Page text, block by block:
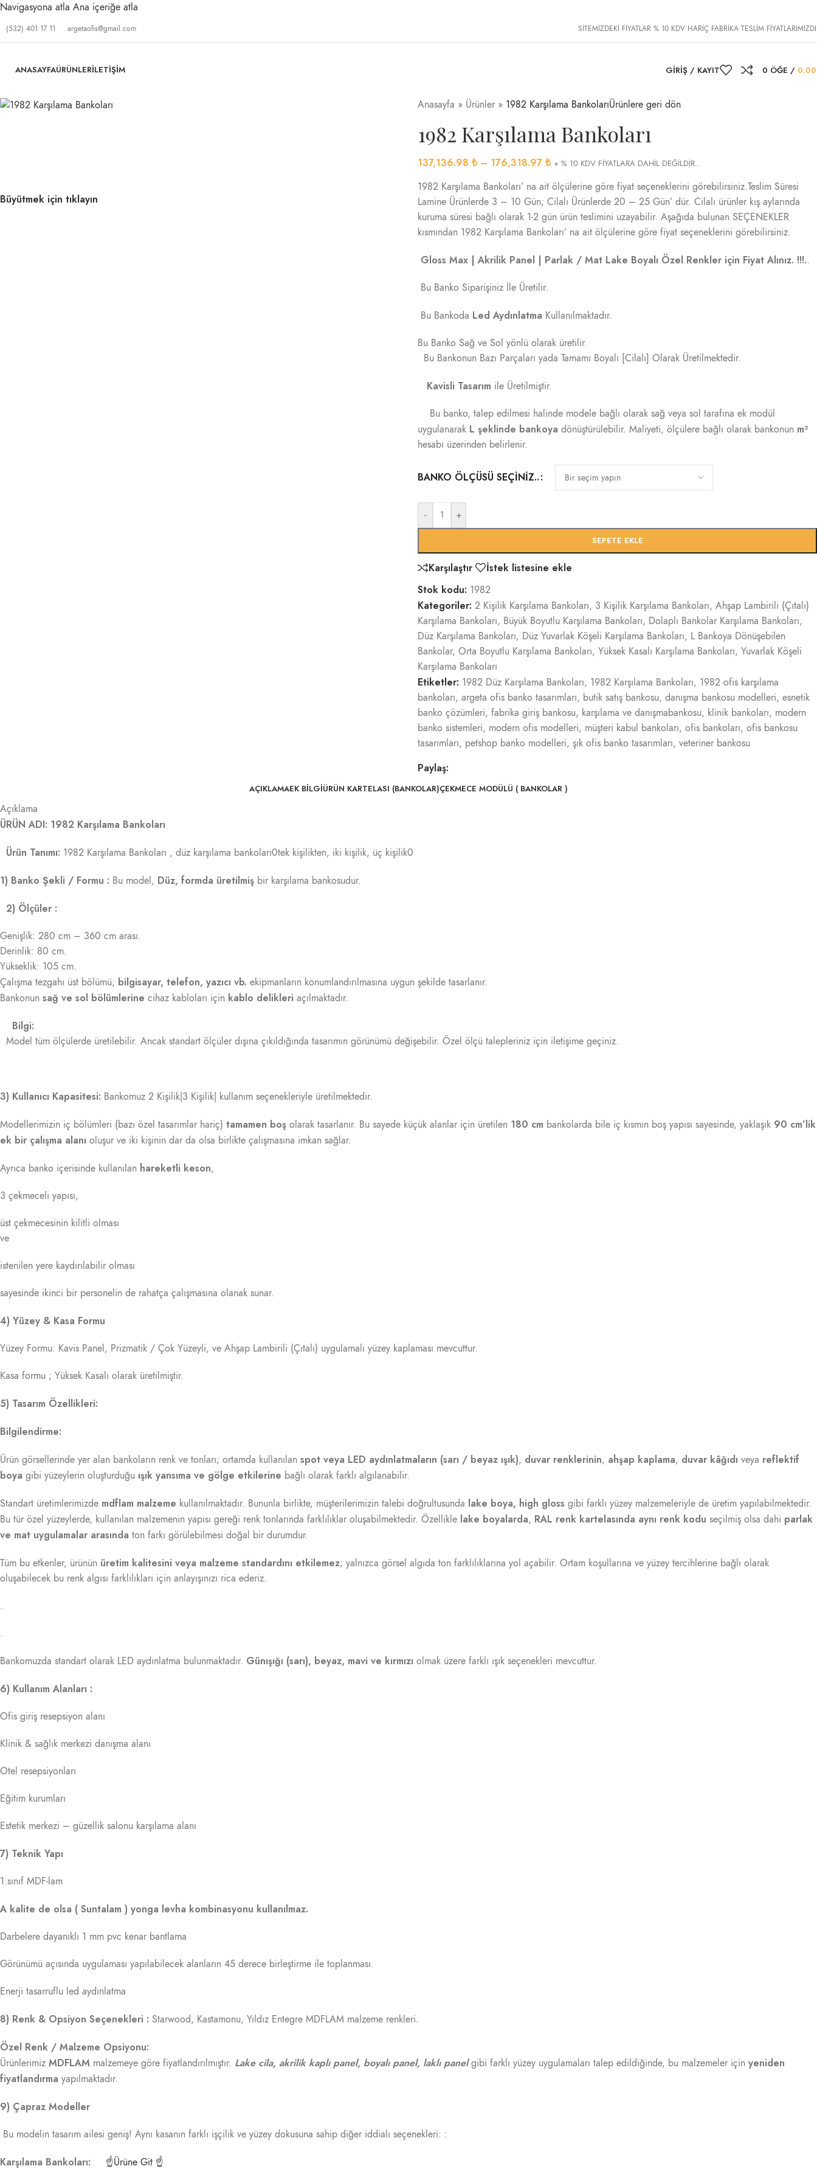
Navigasyona atla Ana içeriğe atla
(532) 401 17 11 argetaofis@gmail.com SİTEMİZDEKİ FİYATLAR % 10 KDV HARİÇ FABRİKA TESLİM
ANASAYFAÜRÜNLERİLETIŞIM GIRIŞ / KAYIT 0 ÖĞE /
Büyütmek için tıklayın
Anasayfa » Ürünler» 1982 Karşılama BankolarıÜrünlere geri dön
1982 Karşılama Bankoları
137,136.98 ₺ – 176,318.97 ₺ + % 10 KDV FİYATLARA DAHİL DEĞİLDİR..
1982 Karşılama Bankoları’ na ait ölçülerine göre fiyat seçeneklerini görebilirsiniz.Teslim Süresi
Lamine Ürünlerde 3 – 10 Gün; Cilalı Ürünlerde 20 – 25 Gün’ dür. Cilalı ürünler kış aylarında
kuruma süresi bağlı olarak 1-2 gün ürün teslimini uzayabilir. Aşağıda bulunan SEÇENEKLER
kısmından 1982 Karşılama Bankoları’ na ait ölçülerine göre fiyat seçeneklerini görebilirsiniz.
Gloss Max | Akrilik Panel | Parlak / Mat Lake Boyalı Özel Renkler için Fiyat Alınız. !!!..
Bu Banko Siparişiniz İle Üretilir.
Bu Bankoda Led Aydınlatma Kullanılmaktadır.
Bu Banko Sağ ve Sol yönlü olarak üretilir.
Bu Bankonun Bazı Parçaları yada Tamamı Boyalı [Cilalı] Olarak Üretilmektedir.
Kavisli Tasarım ile Üretilmiştir.
Bu banko, talep edilmesi halinde modele bağlı olarak sağ veya sol tarafına ek modül
uygulanarak L şeklinde bankoya dönüştürülebilir. Maliyeti, ölçülere bağlı olarak bankonun m²
hesabı üzerinden belirlenir.
BANKO ÖLÇÜSÜ SEÇINIZ..
- +
SEPETE EKLE
Karşılaştır
İstek listesine ekle
Stok kodu: 1982
Kategoriler: 2 Kişilik Karşılama Bankoları, 3 Kişilik Karşılama Bankoları, Ahşap Lambirili (Çıtalı)
Karşılama Bankoları, Büyük Boyutlu Karşılama Bankoları, Dolaplı Bankolar Karşılama Bankoları,
Düz Karşılama Bankoları, Düz Yuvarlak Köşeli Karşılama Bankoları, L Bankoya Dönüşebilen
Bankolar, Orta Boyutlu Karşılama Bankoları, Yüksek Kasalı Karşılama Bankoları, Yuvarlak Köşeli
Karşılama Bankoları
Etiketler: 1982 Düz Karşılama Bankoları, 1982 Karşılama Bankoları, 1982 ofis karşılama
bankoları, argeta ofis banko tasarımları, butik satış bankosu, danışma bankosu modelleri, esnetik
banko çözümleri, fabrika giriş bankosu, karşılama ve danışmabankosu, klinik bankoları, modern
banko sistemleri, modern ofis modelleri, müşteri kabul bankoları, ofis bankoları, ofis bankosu
tasarımları, petshop banko modelleri, şık ofis banko tasarımları, veteriner bankosu
Paylaş:
AÇIKLAMAEK BILGIÜRÜN KARTELASI (BANKOLAR)ÇEKMECE MODÜLÜ ( BANKOLAR )
Açıklama
ÜRÜN ADI: 1982 Karşılama Bankoları
Ürün Tanımı: 1982 Karşılama Bankoları , düz karşılama bankoları0tek kişilikten, iki kişilik, üç kişilik0
1) Banko Şekli / Formu : Bu model, Düz, formda üretilmiş bir karşılama bankosudur.
2) Ölçüler :
Genişlik: 280 cm – 360 cm arası.
Derinlik: 80 cm.
Yükseklik: 105 cm.
Çalışma tezgahı üst bölümü; bilgisayar, telefon, yazıcı vb. ekipmanların konumlandırılmasına uygun şekilde tasarlanır.
Bankonun sağ ve sol bölümlerine cihaz kabloları için kablo delikleri açılmaktadır.
Bilgi:
Model tüm ölçülerde üretilebilir. Ancak standart ölçüler dışına çıkıldığında tasarımın görünümü değişebilir. Özel ölçü talepleriniz için iletişime geçiniz.
3) Kullanıcı Kapasitesi: Bankomuz 2 Kişilik|3 Kişilik| kullanım seçenekleriyle üretilmektedir.
Modellerimizin iç bölümleri (bazı özel tasarımlar hariç) tamamen boş olarak tasarlanır. Bu sayede küçük alanlar için üretilen 180 cm bankolarda bile iç kısmın boş yapısı sayesinde, yaklaşık 90 cm’lik
ek bir çalışma alanı oluşur ve iki kişinin dar da olsa birlikte çalışmasına imkan sağlar.
Ayrıca banko içerisinde kullanılan hareketli keson,
3 çekmeceli yapısı,
üst çekmecesinin kilitli olması
ve
istenilen yere kaydırılabilir olması
sayesinde ikinci bir personelin de rahatça çalışmasına olanak sunar.
4) Yüzey & Kasa Formu
Yüzey Formu: Kavis Panel, Prizmatik / Çok Yüzeyli, ve Ahşap Lambirili (Çıtalı) uygulamalı yüzey kaplaması mevcuttur.
Kasa formu ; Yüksek Kasalı olarak üretilmiştir.
5) Tasarım Özellikleri:
Bilgilendirme:
Ürün görsellerinde yer alan bankoların renk ve tonları; ortamda kullanılan spot veya LED aydınlatmaların (sarı / beyaz ışık), duvar renklerinin, ahşap kaplama, duvar kâğıdı veya reflektif
boya gibi yüzeylerin oluşturduğu ışık yansıma ve gölge etkilerine bağlı olarak farklı algılanabilir.
Standart üretimlerimizde mdflam malzeme kullanılmaktadır. Bununla birlikte, müşterilerimizin talebi doğrultusunda lake boya, high gloss gibi farklı yüzey malzemeleriyle de üretim yapılabilmektedir.
Bu tür özel yüzeylerde, kullanılan malzemenin yapısı gereği renk tonlarında farklılıklar oluşabilmektedir. Özellikle lake boyalarda, RAL renk kartelasında aynı renk kodu seçilmiş olsa dahi parlak
ve mat uygulamalar arasında ton farkı görülebilmesi doğal bir durumdur.
Tüm bu etkenler, ürünün üretim kalitesini veya malzeme standardını etkilemez; yalnızca görsel algıda ton farklılıklarına yol açabilir. Ortam koşullarına ve yüzey tercihlerine bağlı olarak
oluşabilecek bu renk algısı farklılıkları için anlayışınızı rica ederiz.
.
.
Bankomuzda standart olarak LED aydınlatma bulunmaktadır. Günışığı (sarı), beyaz, mavi ve kırmızı olmak üzere farklı ışık seçenekleri mevcuttur.
6) Kullanım Alanları :
Ofis giriş resepsiyon alanı
Klinik & sağlık merkezi danışma alanı
Otel resepsiyonları
Eğitim kurumları
Estetik merkezi – güzellik salonu karşılama alanı
7) Teknik Yapı
1.sınıf MDF-lam
A kalite de olsa ( Suntalam ) yonga levha kombinasyonu kullanılmaz.
Darbelere dayanıklı 1 mm pvc kenar bantlama
Görünümü açısında uygulaması yapılabilecek alanların 45 derece birleştirme ile toplanması.
Enerji tasarruflu led aydınlatma
8) Renk & Opsiyon Seçenekleri : Starwood, Kastamonu, Yıldız Entegre MDFLAM malzeme renkleri.
Özel Renk / Malzeme Opsiyonu:
Ürünlerimiz MDFLAM malzemeye göre fiyatlandırılmıştır. Lake cila, akrilik kaplı panel, boyalı panel, laklı panel gibi farklı yüzey uygulamaları talep edildiğinde, bu malzemeler için yeniden
fiyatlandırma yapılmaktadır.
9) Çapraz Modeller
Bu modelin tasarım ailesi geniş! Aynı kasanın farklı işçilik ve yüzey dokusuna sahip diğer iddialı seçenekleri: :
Karşılama Bankoları: ☝Ürüne Git ☝